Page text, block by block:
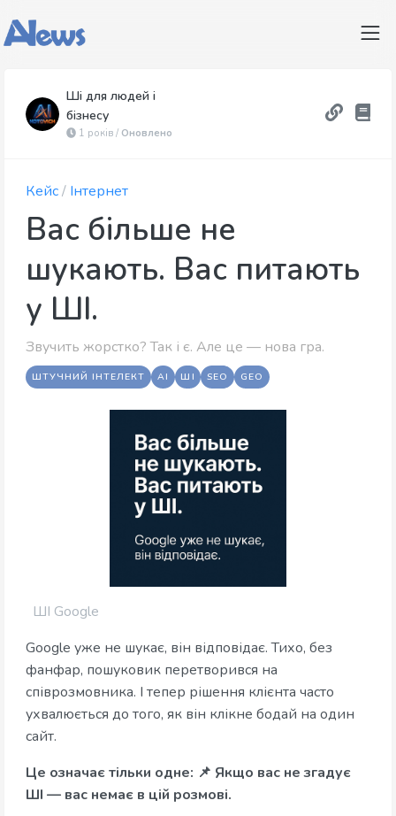
Ші для людей і
бізнесу
1 років / Оновлено
Кейс/ Інтернет
Вас більше не
шукають. Вас питають
у ШІ.
Звучить жорстко? Так і є. Але це — нова гра.
ШТУЧНИЙ ІНТЕЛЕКТ AI ШІ SEO GEO
ШІ Google
Google уже не шукає, він відповідає. Тихо, без
фанфар, пошуковик перетворився на
співрозмовника. І тепер рішення клієнта часто
ухвалюється до того, як він клікне бодай на один
сайт.
Це означає тільки одне: 📌 Якщо вас не згадує
ШІ — вас немає в цій розмові.